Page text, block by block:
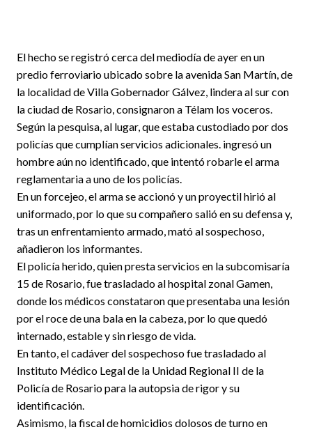
El hecho se registró cerca del mediodía de ayer en un
predio ferroviario ubicado sobre la avenida San Martín, de
la localidad de Villa Gobernador Gálvez, lindera al sur con
la ciudad de Rosario, consignaron a Télam los voceros.
Según la pesquisa, al lugar, que estaba custodiado por dos
policías que cumplían servicios adicionales. ingresó un
hombre aún no identificado, que intentó robarle el arma
reglamentaria a uno de los policías.
En un forcejeo, el arma se accionó y un proyectil hirió al
uniformado, por lo que su compañero salió en su defensa y,
tras un enfrentamiento armado, mató al sospechoso,
añadieron los informantes.
El policía herido, quien presta servicios en la subcomisaría
15 de Rosario, fue trasladado al hospital zonal Gamen,
donde los médicos constataron que presentaba una lesión
por el roce de una bala en la cabeza, por lo que quedó
internado, estable y sin riesgo de vida.
En tanto, el cadáver del sospechoso fue trasladado al
Instituto Médico Legal de la Unidad Regional II de la
Policía de Rosario para la autopsia de rigor y su
identificación.
Asimismo, la fiscal de homicidios dolosos de turno en